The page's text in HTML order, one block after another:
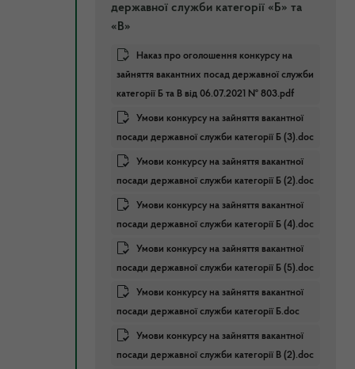
державної служби категорії «Б» та
«В»
Наказ про оголошення конкурсу на
зайняття вакантних посад державної служби
категорії Б та В від 06.07.2021 № 803.pdf
Умови конкурсу на зайняття вакантної
посади державної служби категорії Б (3).doc
Умови конкурсу на зайняття вакантної
посади державної служби категорії Б (2).doc
Умови конкурсу на зайняття вакантної
посади державної служби категорії Б (4).doc
Умови конкурсу на зайняття вакантної
посади державної служби категорії Б (5).doc
Умови конкурсу на зайняття вакантної
посади державної служби категорії Б.doc
Умови конкурсу на зайняття вакантної
посади державної служби категорії В (2).doc